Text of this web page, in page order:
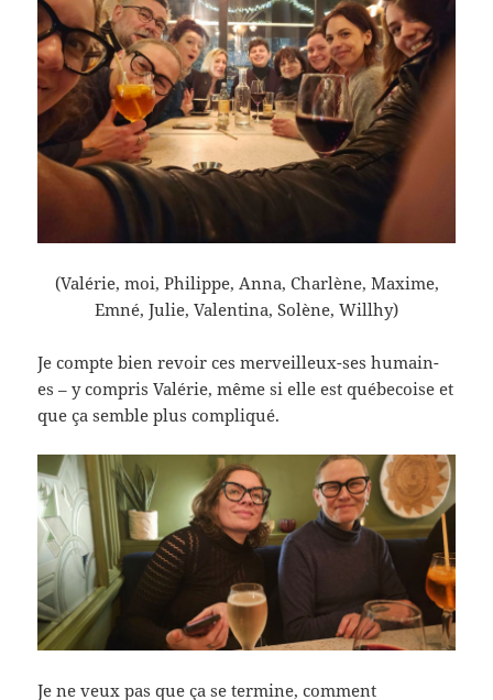
(Valérie, moi, Philippe, Anna, Charlène, Maxime,
Emné, Julie, Valentina, Solène, Willhy)
Je compte bien revoir ces merveilleux-ses humain-
es – y compris Valérie, même si elle est québecoise et
que ça semble plus compliqué.
Je ne veux pas que ça se termine, comment